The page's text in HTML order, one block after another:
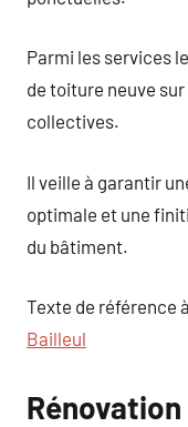
Parmi les services
de toiture neuve
collectives.
Il veille à garantir
optimale et une
du bâtiment.
Texte de référence
Bailleul